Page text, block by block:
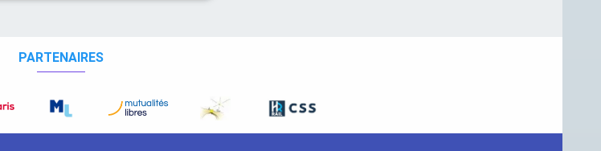
PARTENAIRES